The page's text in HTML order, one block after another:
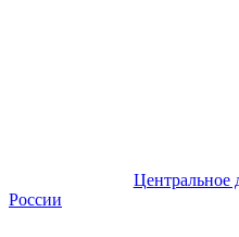
Центральное
России